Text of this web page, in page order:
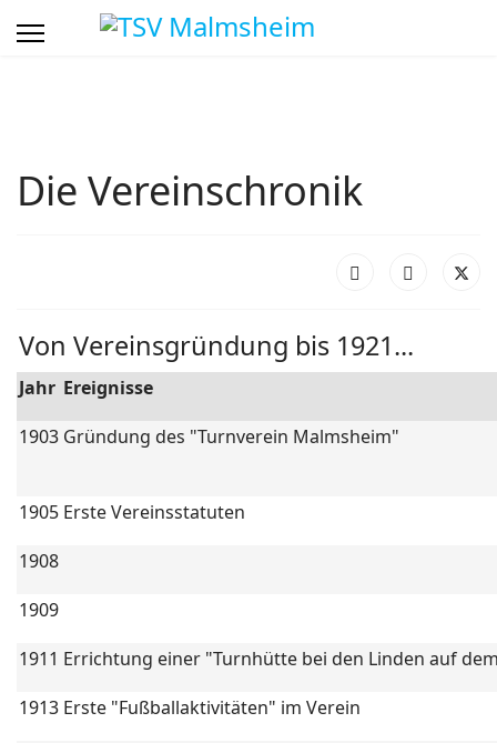
Die Vereinschronik
Von Vereinsgründung bis 1921...
Jahr Ereignisse
1903 Gründung des "Turnverein Malmsheim"
1905 Erste Vereinsstatuten
1908
1909
1911 Errichtung einer "Turnhütte bei den Linden auf
1913 Erste "Fußballaktivitäten" im Verein